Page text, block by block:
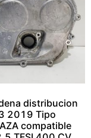
distribucion
2019 Tipo
compatible